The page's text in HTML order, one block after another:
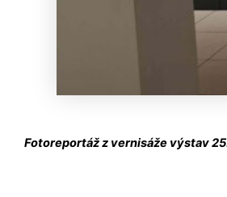
Fotoreportáž z vernisáže výstav